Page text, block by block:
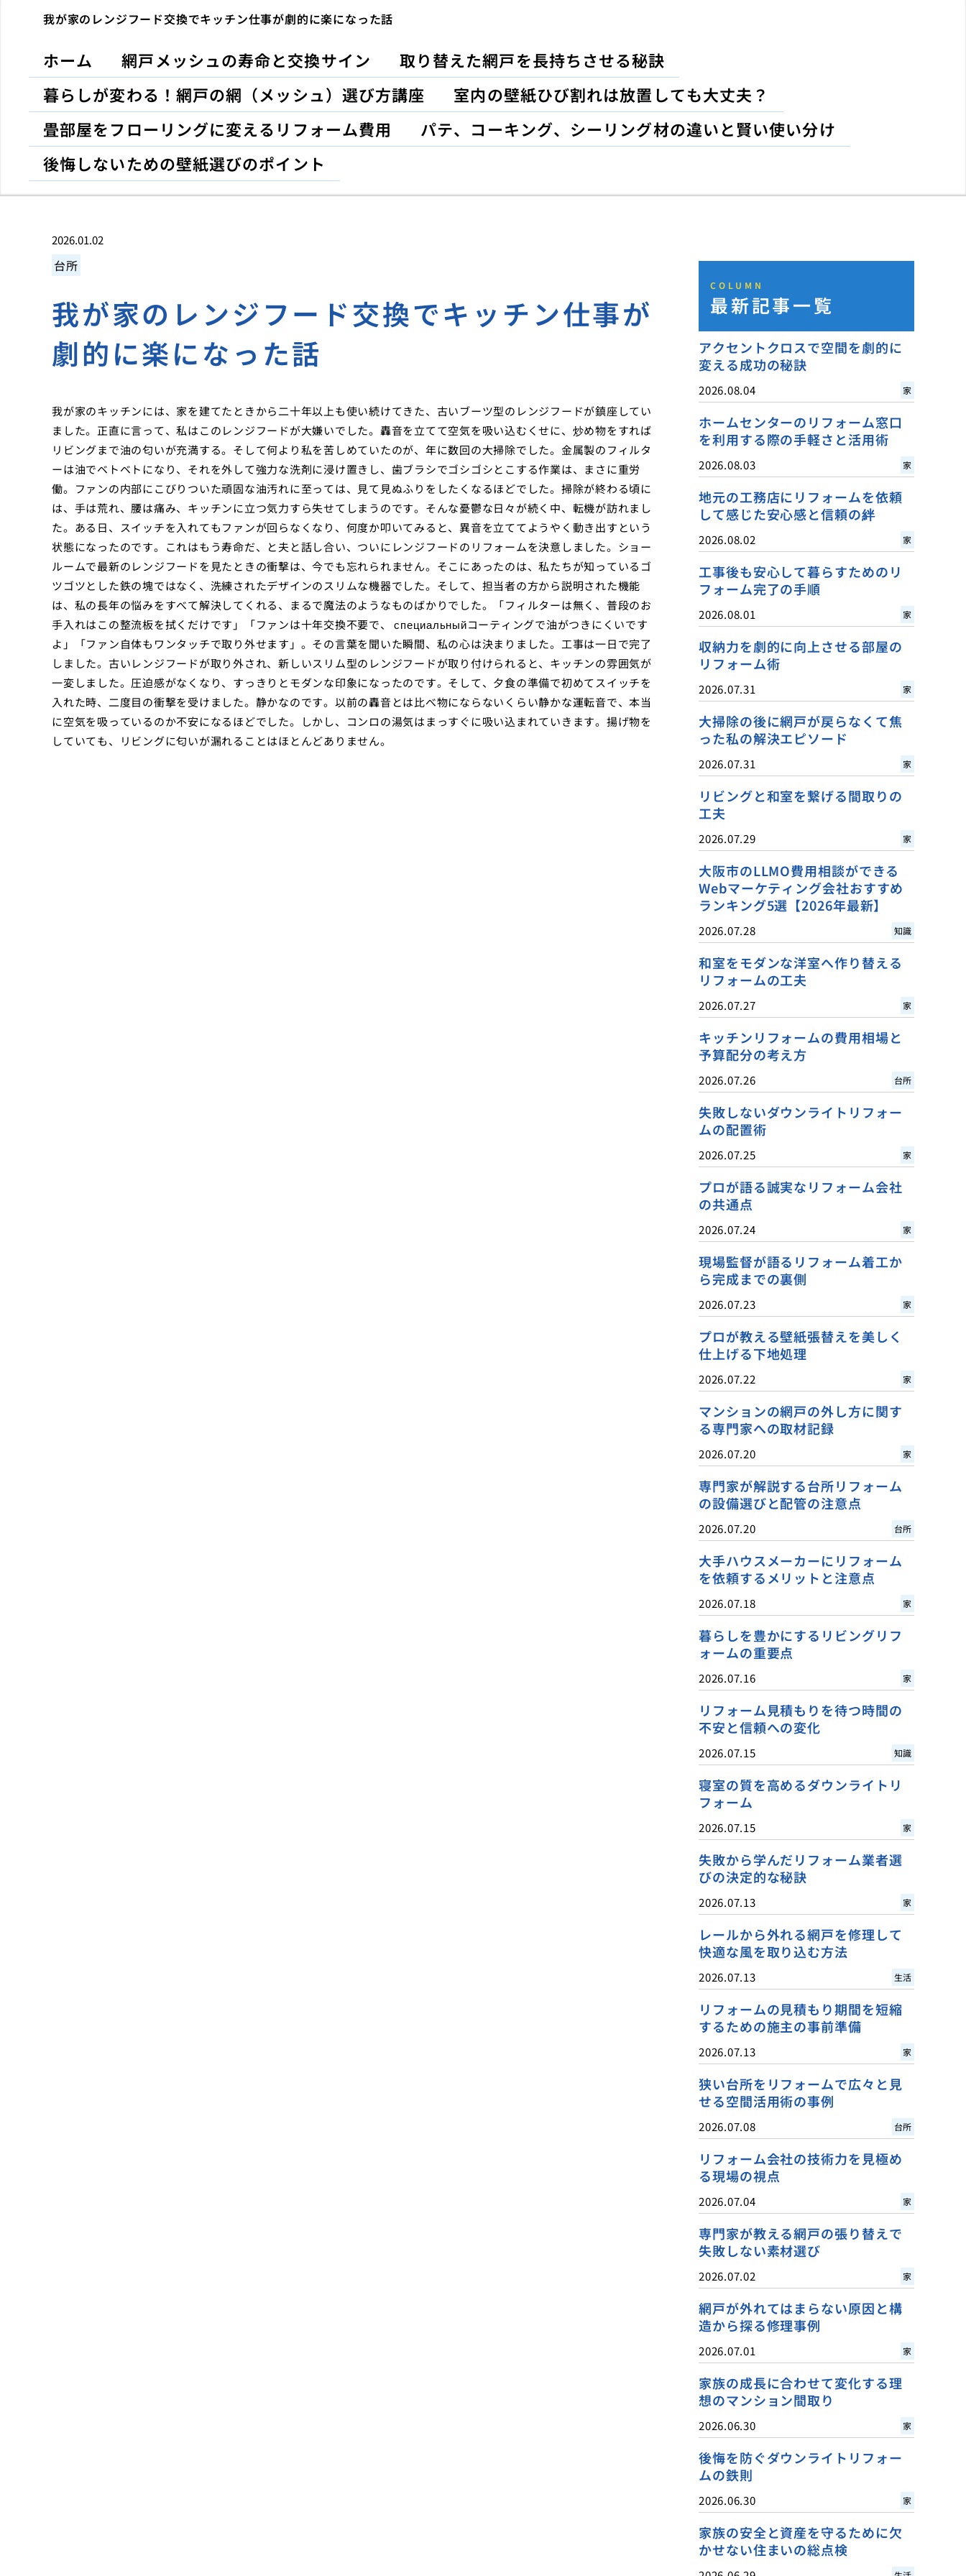
我が家のレンジフード交換でキッチン仕事が劇的に楽になった話
ホーム 網戸メッシュの寿命と交換サイン
取り替えた網戸を長持ちさせる秘訣
暮らしが変わる！網戸の網（メッシュ）選び方講座
室内の壁紙ひび割れは放置しても大丈夫？
畳部屋をフローリングに変えるリフォーム費用
パテ、コーキング、シーリング材の違いと賢い使い分け
後悔しないための壁紙選びのポイント
2026.01.02
台所
我が家のレンジフード交換でキッチン仕事が
劇的に楽になった話
我が家のキッチンには、家を建てたときから二十年以上も使い続けてきた、古いブーツ型のレンジフードが鎮座してい
ました。正直に言って、私はこのレンジフードが大嫌いでした。轟音を立てて空気を吸い込むくせに、炒め物をすれば
リビングまで油の匂いが充満する。そして何より私を苦しめていたのが、年に数回の大掃除でした。金属製のフィルタ
ーは油でベトベトになり、それを外して強力な洗剤に浸け置きし、歯ブラシでゴシゴシとこする作業は、まさに重労
働。ファンの内部にこびりついた頑固な油汚れに至っては、見て見ぬふりをしたくなるほどでした。掃除が終わる頃に
は、手は荒れ、腰は痛み、キッチンに立つ気力すら失せてしまうのです。そんな憂鬱な日々が続く中、転機が訪れまし
た。ある日、スイッチを入れてもファンが回らなくなり、何度か叩いてみると、異音を立ててようやく動き出すという
状態になったのです。これはもう寿命だ、と夫と話し合い、ついにレンジフードのリフォームを決意しました。ショー
ルームで最新のレンジフードを見たときの衝撃は、今でも忘れられません。そこにあったのは、私たちが知っているゴ
ツゴツとした鉄の塊ではなく、洗練されたデザインのスリムな機器でした。そして、担当者の方から説明された機能
は、私の長年の悩みをすべて解決してくれる、まるで魔法のようなものばかりでした。「フィルターは無く、普段のお
手入れはこの整流板を拭くだけです」「ファンは十年交換不要で、 специальныйコーティングで油がつきにくいです
よ」「ファン自体もワンタッチで取り外せます」。その言葉を聞いた瞬間、私の心は決まりました。工事は一日で完了
しました。古いレンジフードが取り外され、新しいスリム型のレンジフードが取り付けられると、キッチンの雰囲気が
一変しました。圧迫感がなくなり、すっきりとモダンな印象になったのです。そして、夕食の準備で初めてスイッチを
入れた時、二度目の衝撃を受けました。静かなのです。以前の轟音とは比べ物にならないくらい静かな運転音で、本当
に空気を吸っているのか不安になるほどでした。しかし、コンロの湯気はまっすぐに吸い込まれていきます。揚げ物を
していても、リビングに匂いが漏れることはほとんどありません。
COLUMN
最新記事一覧
アクセントクロスで空間を劇的に
変える成功の秘訣
2026.08.04 家
ホームセンターのリフォーム窓口
を利用する際の手軽さと活用術
2026.08.03 家
地元の工務店にリフォームを依頼
して感じた安心感と信頼の絆
2026.08.02 家
工事後も安心して暮らすためのリ
フォーム完了の手順
2026.08.01 家
収納力を劇的に向上させる部屋の
リフォーム術
2026.07.31 家
大掃除の後に網戸が戻らなくて焦
った私の解決エピソード
2026.07.31 家
リビングと和室を繋げる間取りの
工夫
2026.07.29 家
大阪市のLLMO費用相談ができる
Webマーケティング会社おすすめ
ランキング5選【2026年最新】
2026.07.28 知識
和室をモダンな洋室へ作り替える
リフォームの工夫
2026.07.27 家
キッチンリフォームの費用相場と
予算配分の考え方
2026.07.26 台所
失敗しないダウンライトリフォー
ムの配置術
2026.07.25 家
プロが語る誠実なリフォーム会社
の共通点
2026.07.24 家
現場監督が語るリフォーム着工か
ら完成までの裏側
2026.07.23 家
プロが教える壁紙張替えを美しく
仕上げる下地処理
2026.07.22 家
マンションの網戸の外し方に関す
る専門家への取材記録
2026.07.20 家
専門家が解説する台所リフォーム
の設備選びと配管の注意点
2026.07.20 台所
大手ハウスメーカーにリフォーム
を依頼するメリットと注意点
2026.07.18 家
暮らしを豊かにするリビングリフ
ォームの重要点
2026.07.16 家
リフォーム見積もりを待つ時間の
不安と信頼への変化
2026.07.15 知識
寝室の質を高めるダウンライトリ
フォーム
2026.07.15 家
失敗から学んだリフォーム業者選
びの決定的な秘訣
2026.07.13 家
レールから外れる網戸を修理して
快適な風を取り込む方法
2026.07.13 生活
リフォームの見積もり期間を短縮
するための施主の事前準備
2026.07.13 家
狭い台所をリフォームで広々と見
せる空間活用術の事例
2026.07.08 台所
リフォーム会社の技術力を見極め
る現場の視点
2026.07.04 家
専門家が教える網戸の張り替えで
失敗しない素材選び
2026.07.02 家
網戸が外れてはまらない原因と構
造から探る修理事例
2026.07.01 家
家族の成長に合わせて変化する理
想のマンション間取り
2026.06.30 家
後悔を防ぐダウンライトリフォー
ムの鉄則
2026.06.30 家
家族の安全と資産を守るために欠
かせない住まいの総点検